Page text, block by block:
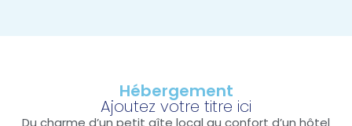
Hébergement
Ajoutez votre titre ici
Du charme d’un petit gîte local au confort d’un hôtel